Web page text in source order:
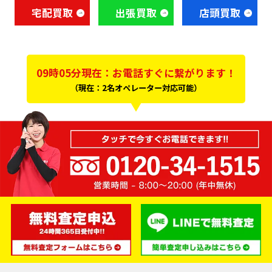
宅配買取 出張買取 店頭買取
09時05分現在：お電話すぐに繋がります！
（現在：2名オペレーター対応可能）